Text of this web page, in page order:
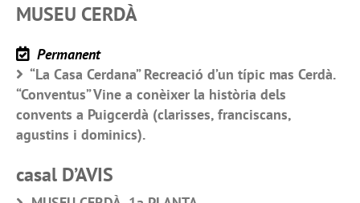
MUSEU CERDÀ
Permanent
“La Casa Cerdana” Recreació d’un típic mas Cerdà.
“Conventus” Vine a conèixer la història dels
convents a Puigcerdà (clarisses, franciscans,
agustins i dominics).
casal D’AVIS